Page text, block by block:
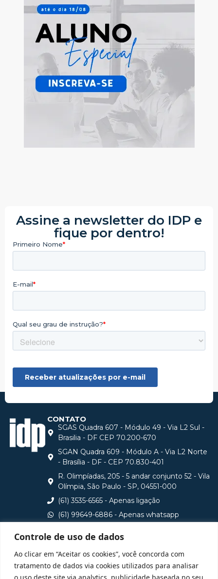
Controle de uso de dados
Ao clicar em “Aceitar os cookies”, você concorda com
tratamento de dados via cookies utilizados para analisar
o uso deste site via analytics, publicidade baseada no seu
Assine a newsletter do IDP e
fique por dentro!
CONTATO
SGAS Quadra 607 - Módulo 49 - Via L2 Sul -
Brasilia - DF CEP 70.200-670
SGAN Quadra 609 - Módulo A - Via L2 Norte
- Brasília - DF - CEP 70.830-401
R. Olimpíadas, 205 - 5 andar conjunto 52 - Vila
Olímpia, São Paulo - SP, 04551-000
(61) 3535-6565 - Apenas ligação
(61) 99649-6886 - Apenas whatsapp
Consulte aqui o cadastro da Instituição no Sistema e-
MEC